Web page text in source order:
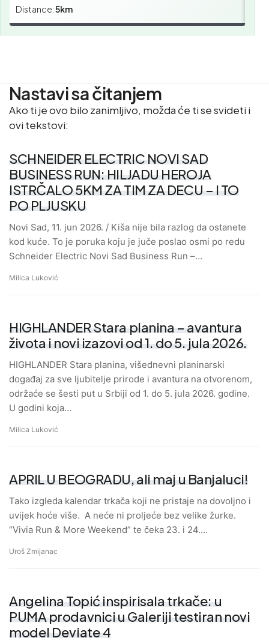
Distance:5km
Nastavi sa čitanjem
Ako ti je ovo bilo zanimljivo, možda će ti se svideti i
ovi tekstovi:
SCHNEIDER ELECTRIC NOVI SAD
BUSINESS RUN: HILJADU HEROJA
ISTRČALO 5KM ZA TIM ZA DECU – I TO
PO PLJUSKU
Novi Sad, 11. jun 2026. / Kiša nije bila razlog da ostanete
kod kuće. To je poruka koju je juče poslao osmi po redu
Schneider Electric Novi Sad Business Run –…
Milica Luković
HIGHLANDER Stara planina – avantura
života i novi izazovi od 1. do 5. jula 2026.
HIGHLANDER Stara planina, višednevni planinarski
događaj za sve ljubitelje prirode i avantura na otvorenom,
održaće se šesti put u Srbiji od 1. do 5. jula 2026. godine.
U godini koja…
Milica Luković
APRIL U BEOGRADU, ali maj u Banjaluci!
Tako izgleda kalendar trkača koji ne pristaje na dovoljno i
uvijek hoće više. A neće ni proljeće bez velike žurke.
“Vivia Run & More Weekend” te čeka 23. i 24.…
Uroš Zmijanac
Angelina Topić inspirisala trkače: u
PUMA prodavnici u Galeriji testiran novi
model Deviate 4